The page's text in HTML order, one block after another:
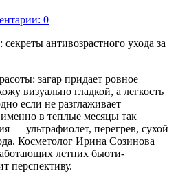
0
загар придает ровное
визуально гладкой, а легкость
если не разглаживает
в теплые месяцы так
— ультрафиолет, перегрев, сухой
Косметолог Ирина Созинова
летних бьюти-
перспективу.